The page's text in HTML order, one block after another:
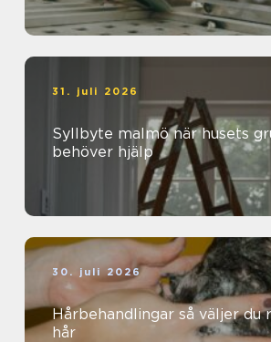
31. juli 2026
Syllbyte malmö när husets grund
behöver hjälp
30. juli 2026
Hårbehandlingar så väljer du rätt för ditt
hår